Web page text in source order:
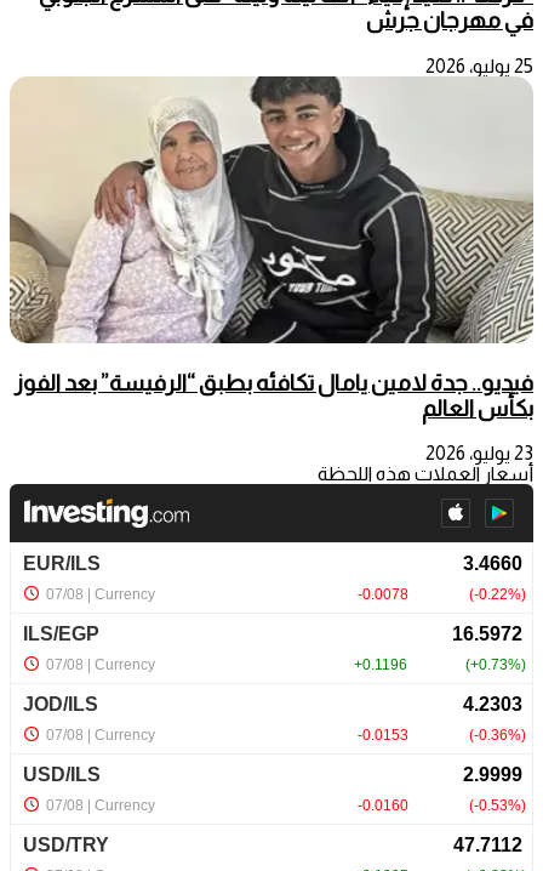
في مهرجان جرش
25 يوليو، 2026
فيديو.. جدة لامين يامال تكافئه بطبق “الرفيسة” بعد الفوز
بكأس العالم
23 يوليو، 2026
أسعار العملات هذه اللحظة